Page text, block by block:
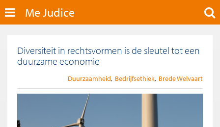
Me Judice
Diversiteit in rechtsvormen is de sleutel tot een
duurzame economie
Duurzaamheid Bedrijfsethiek Brede Welvaart